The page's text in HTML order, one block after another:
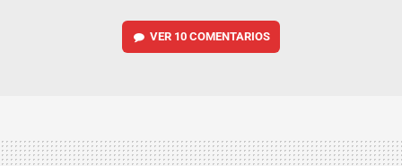
VER 10 COMENTARIOS